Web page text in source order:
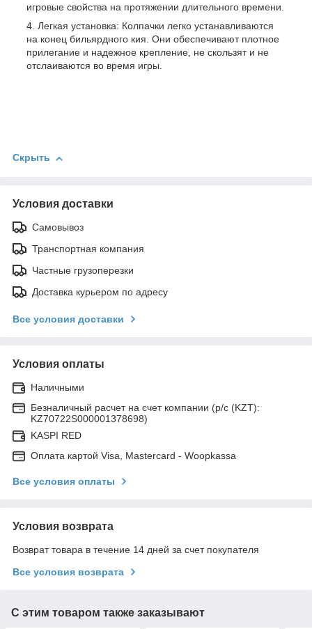
игровые свойства на протяжении длительного времени.
Легкая установка: Колпачки легко устанавливаются
на конец бильярдного кия. Они обеспечивают плотное
прилегание и надежное крепление, не скользят и не
отслаиваются во время игры.
Скрыть
Условия доставки
Самовывоз
Транспортная компания
Частные грузоперезки
Доставка курьером по адресу
Все условия доставки
Условия оплаты
Наличными
Безналичный расчет на счет компании (р/с (KZT):
KZ70722S000001378698)
KASPI RED
Оплата картой Visa, Mastercard - Woopkassa
Все условия оплаты
Условия возврата
Возврат товара в течение 14 дней за счет покупателя
Все условия возврата
С этим товаром также заказывают